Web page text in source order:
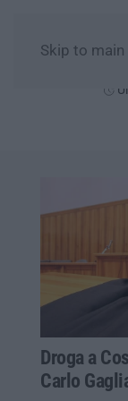
Skip to
Droga a
Carlo